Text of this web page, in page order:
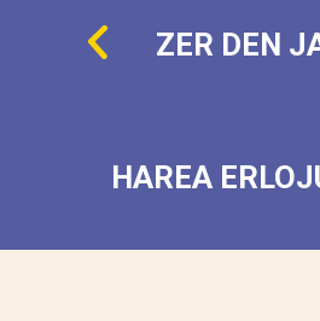
ZER DEN
HAREA